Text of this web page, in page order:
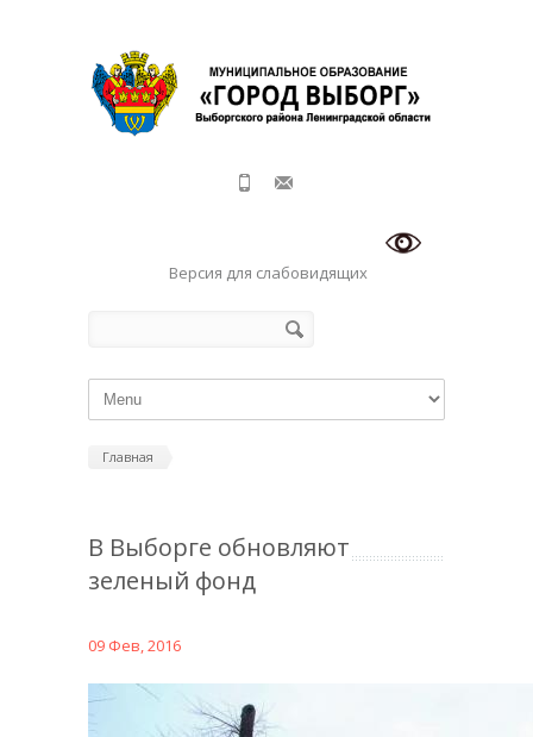
Версия для слабовидящих
Главная
В Выборге обновляют
зеленый фонд
09 Фев, 2016